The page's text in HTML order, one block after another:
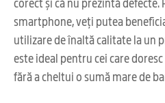
smartphone, veți putea
utilizare de înaltă calitate la un
este ideal pentru cei care
fără a cheltui o sumă mare de